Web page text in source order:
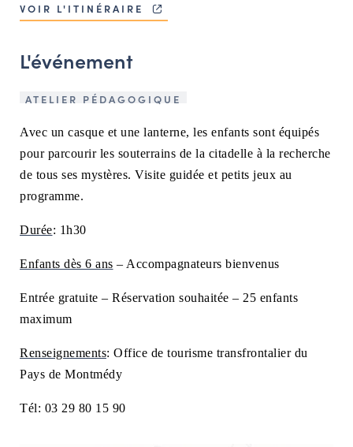
OFFRES D’EMPLOI ET DE STAGE
OUTILS EN LIGNE
Espace acteurs
NAVIGATION FILTRÉE « ACTEURS »
PORTAIL CULTURE
Comité d'Histoire Régionale
Amateurs d’histoire et de patrimoine
Étudiants & chercheurs
VOIR L'ITINÉRAIRE
L'événement
ATELIER PÉDAGOGIQUE
Avec un casque et une lanterne, les enfants sont équipés
pour parcourir les souterrains de la citadelle à la recherche
de tous ses mystères. Visite guidée et petits jeux au
programme.
Durée: 1h30
Enfants dès 6 ans – Accompagnateurs bienvenus
Entrée gratuite – Réservation souhaitée – 25 enfants
maximum
Renseignements: Office de tourisme transfrontalier du
Pays de Montmédy
Tél: 03 29 80 15 90